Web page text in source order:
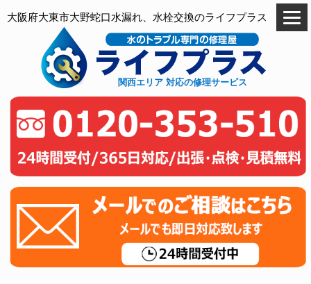
大阪府大東市大野蛇口水漏れ、水栓交換のライフプラス
関西エリア 対応の修理サービス